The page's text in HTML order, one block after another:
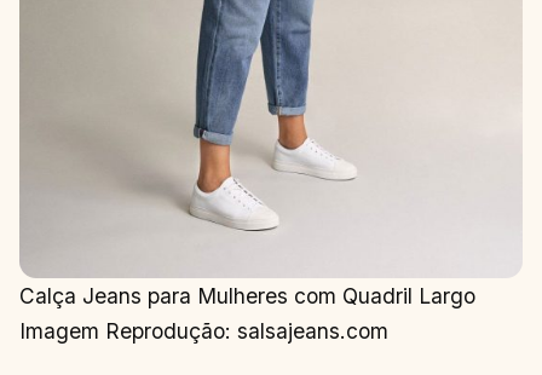
Calça Jeans para Mulheres com Quadril Largo
Imagem Reprodução: salsajeans.com